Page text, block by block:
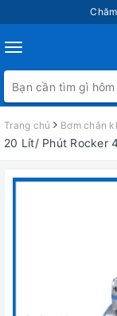
Toggle
navigation
Trang chủ Bơm chân
20 Lít/ Phút Rocker